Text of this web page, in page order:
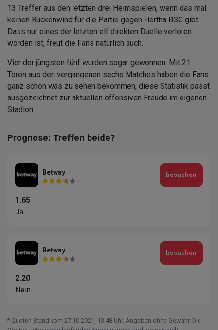
13 Treffer aus den letzten drei Heimspielen, wenn das mal
keinen Rückenwind für die Partie gegen Hertha BSC gibt.
Dass nur eines der letzten elf direkten Duelle verloren
worden ist, freut die Fans natürlich auch.
Vier der jüngsten fünf wurden sogar gewonnen. Mit 21
Toren aus den vergangenen sechs Matches haben die Fans
ganz schön was zu sehen bekommen, diese Statistik passt
ausgezeichnet zur aktuellen offensiven Freude im eigenen
Stadion.
Prognose: Treffen beide?
Betway
1.65
Ja
besuchen
Betway
2.20
Nein
besuchen
* Quoten Stand vom 27.10.2021‚ 13⁚48 Uhr. Angaben ohne Gewähr. Die